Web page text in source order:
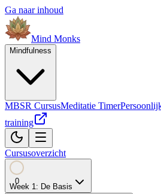
Ga naar inhoud
Mind Monks
Mindfulness
MBSR CursusMeditatie Timer
training
Cursusoverzicht
0
Week 1: De Basis